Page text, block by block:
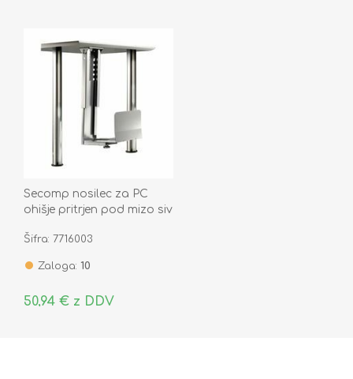
Secomp nosilec za PC
ohišje pritrjen pod mizo siv
Šifra: 7716003
Zaloga: 10
50,94 € z DDV